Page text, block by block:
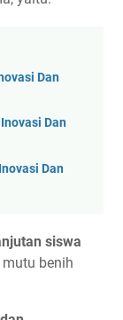
Dan
Dan
Dan
siswa
benih